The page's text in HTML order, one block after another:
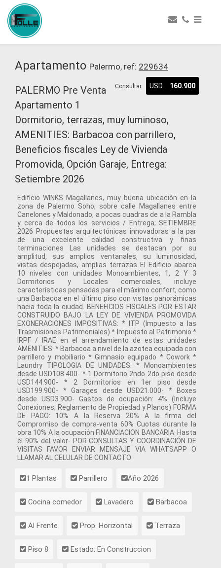
Apartamento Palermo, ref: 229634
Consultar USD 160.900
PALERMO Pre Venta
Apartamento 1
Dormitorio, terrazas, muy luminoso,
AMENITIES: Barbacoa con parrillero,
Beneficios fiscales Ley de Vivienda
Promovida, Opción Garaje, Entrega:
Setiembre 2026
Edificio WINKS Magallanes, muy buena ubicación en la
zona de Palermo Soho, sobre calle Magallanes entre
Canelones y Maldonado, a pocas cuadras de a la Rambla
y cerca de todos los servicios / Entrega; SETIEMBRE
2026 Propuestas arquitectónicas innovadoras a la par
de una excelente calidad constructiva y finas
terminaciones Las unidades se destacan por su
amplitud, sus amplios ventanales, su luminosidad,
vistas despejadas, amplias terrazas El Edificio abarca
10 niveles con unidades Monoambientes, 1, 2 Y 3
Dormitorios y Locales comerciales, incluye
características pensadas para el máximo confort, como
una Barbacoa en el último piso con vistas panorámicas
hacia toda la ciudad. BENEFICIOS FISCALES POR ESTAR
CONSTRUIDO BAJO LA LEY DE VIVIENDA PROMOVIDA
EXONERACIONES IMPOSITIVAS: * ITP (Impuesto a las
Trasmisiones Patrimoniales) * Impuesto al Patrimonio *
IRPF / IRAE en el arrendamiento de estas unidades
AMENITIES: * Barbacoa a nivel de la azotea equipada con
parrillero y mobiliario * Gimnasio equipado * Cowork *
Laundry TIPOLOGIA DE UNIDADES: * Monoambientes
desde USD108.400- * 1 Dormitorio 2ndo 2do piso desde
USD144.900- * 2 Dormitorios en 1er piso desde
USD199.900- * Garages desde USD21.000- * Boxes
desde USD3.900- Gastos de ocupación: 4% (Incluye
Conexiones, Reglamento de Propiedad y Planos) FORMA
DE PAGO: 10% A la Reserva 20% A la firma del
Compromiso de compra-venta 60% Cuotas durante la
obra 10% A la ocupación FINANCIACION BANCARIA: Hasta
el 90% del valor- POR CONSULTAS Y COORDINACIÓN DE
VISITAS FAVOR ENVIAR MENSAJE VIA WHATSAPP O
LLAMAR AL CELULAR DE CONTACTO
1 Plantas Parrillero Año 2026
Cocina comedor Lavadero Barbacoa
Al Frente Prop. Horizontal Terraza
Piso 8 Estado: En Construccion